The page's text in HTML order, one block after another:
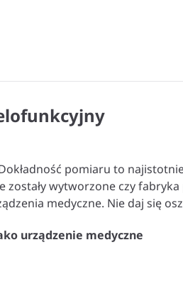
pomiaru to
wytworzone czy
medyczne. Nie daj się
urządzenie medyczne